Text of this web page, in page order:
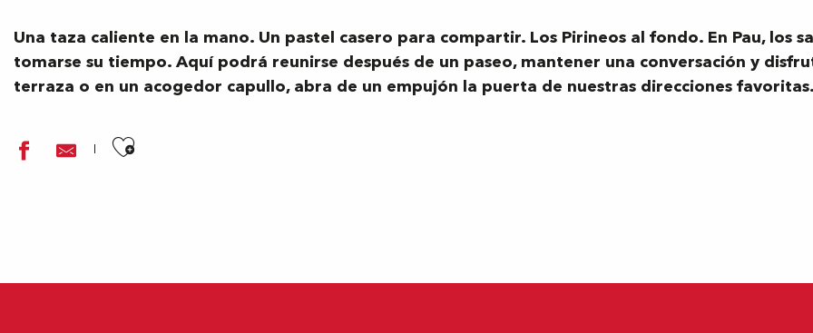
Una taza caliente en la mano. Un pastel casero para compartir. Los Pirineos al fondo. En Pau, los
tomarse su tiempo. Aquí podrá reunirse después de un paseo, mantener una conversación y
terraza o en un acogedor capullo, abra de un empujón la puerta de nuestras direcciones
Ajouter aux favoris